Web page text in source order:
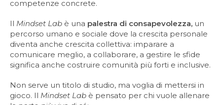
competenze concrete.
Il Mindset Lab è una palestra di consapevolezza, un
percorso umano e sociale dove la crescita personale
diventa anche crescita collettiva: imparare a
comunicare meglio, a collaborare, a gestire le sfide
significa anche costruire comunità più forti e inclusive.
Non serve un titolo di studio, ma voglia di mettersi in
gioco. Il Mindset Lab è pensato per chi vuole allenare